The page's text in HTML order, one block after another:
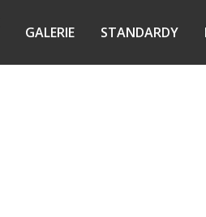
GALERIE STANDARDY